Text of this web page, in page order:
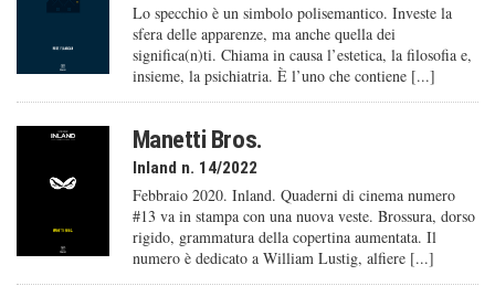
Lo specchio è un simbolo polisemantico. Investe la
sfera delle apparenze, ma anche quella dei
significa(n)ti. Chiama in causa l’estetica, la filosofia e,
insieme, la psichiatria. È l’uno che contiene [...]
Manetti Bros.
Inland n. 14/2022
Febbraio 2020. Inland. Quaderni di cinema numero
#13 va in stampa con una nuova veste. Brossura, dorso
rigido, grammatura della copertina aumentata. Il
numero è dedicato a William Lustig, alfiere [...]